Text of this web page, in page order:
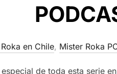
en Chile, Mister Roka
de toda esta serie